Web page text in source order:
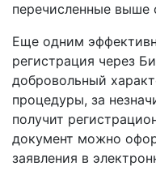
перечисленные выше
Еще одним
регистрация через
добровольный
процедуры, за
получит
документ можно
заявления в